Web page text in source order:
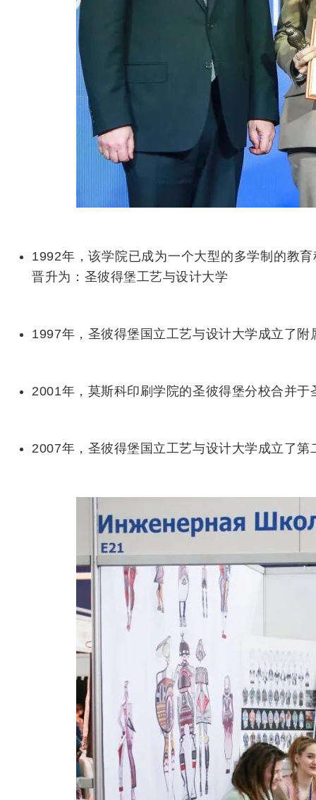
1992年，该学院已成为一个大型的多学制的教
晋升为：圣彼得堡工艺与设计大学
1997年，圣彼得堡国立工艺与设计大学成立了附
2001年，莫斯科印刷学院的圣彼得堡分校合并
2007年，圣彼得堡国立工艺与设计大学成立了